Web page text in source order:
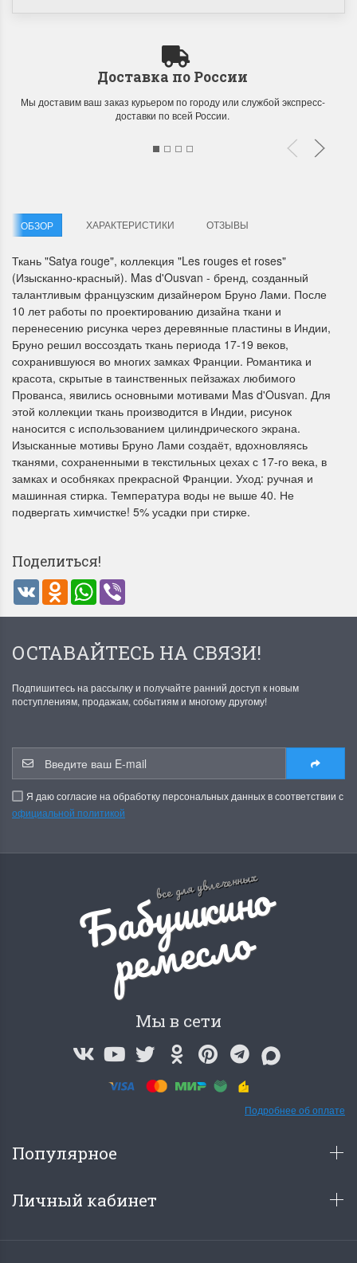
Летние Скидки
!! СКИДКА 20% ‼️ с 1 до 3 июня в
честь первого летнего дня
Чудетство...
ПОДРОБНЕЕ
Анастасия Туманова
1 июня 2024 11:29
Раритеты Дим.
На сайте пополнение
Dimensions
Спешите купить...
ПОДРОБНЕЕ
Анастасия Туманова
22 мая 2024 13:01
Dimensions 35231
Willow Swan
(Ива-лебедь)
отличном состоянии.
Ларина Евгения
1 апреля 2026 14:55
Bear and
Красивый
Очень красивый
Ларина
Доставка по России
Мы доставим ваш заказ курьером по городу или службой экспресс-
доставки по всей России.
ОБЗОР ХАРАКТЕРИСТИКИ ОТЗЫВЫ
Ткань "Satya rouge", коллекция "Les rouges et roses"
(Изысканно-красный). Mas d'Ousvan - бренд, созданный
талантливым французским дизайнером Бруно Лами. После
10 лет работы по проектированию дизайна ткани и
перенесению рисунка через деревянные пластины в Индии,
Бруно решил воссоздать ткань периода 17-19 веков,
сохранившуюся во многих замках Франции. Романтика и
красота, скрытые в таинственных пейзажах любимого
Прованса, явились основными мотивами Mas d'Ousvan. Для
этой коллекции ткань производится в Индии, рисунок
наносится с использованием цилиндрического экрана.
Изысканные мотивы Бруно Лами создаёт, вдохновляясь
тканями, сохраненными в текстильных цехах с 17-го века, в
замках и особняках прекрасной Франции. Уход: ручная и
машинная стирка. Температура воды не выше 40. Не
подвергать химчистке! 5% усадки при стирке.
Поделиться!
VK Odnoklassniki
WhatsApp
ОСТАВАЙТЕСЬ НА СВЯЗИ!
Подпишитесь на рассылку и получайте ранний доступ к новым
поступлениям, продажам, событиям и многому другому!
Я даю согласие на обработку персональных данных в соответствии с
официальной политикой
все для увлеченных
Б
а
б
у
ш
к
и
н
о
р
е
м
е
с
л
о
Мы в сети
Подробнее об оплате
Популярное
Личный кабинет